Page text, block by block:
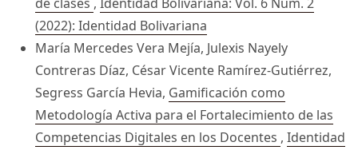
(2022): Identidad Bolivariana
María Mercedes Vera Mejía, Julexis Nayely
Contreras Díaz, César Vicente Ramírez-Gutiérrez,
Segress García Hevia, Gamificación como
Metodología Activa para el Fortalecimiento de las
Competencias Digitales en los Docentes , Identidad